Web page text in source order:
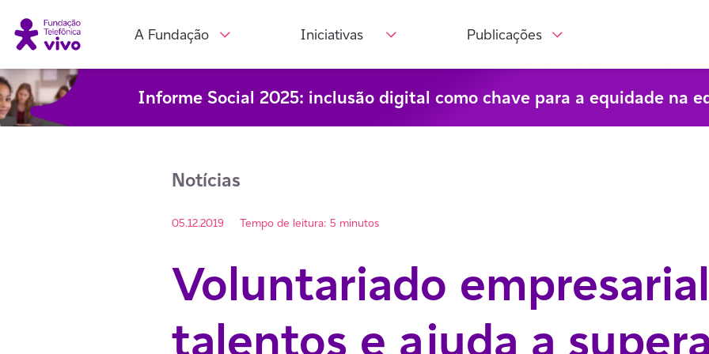
Informe Social 2025: inclusão digital como chave para a equidade na
A Fundação Iniciativas Publicações
Notícias
05.12.2019 Tempo de leitura: 5 minutos
Voluntariado
talentos e ajuda a